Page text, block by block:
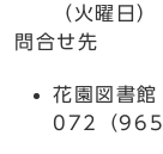
（火曜日）
問合せ先
花園図書
072（